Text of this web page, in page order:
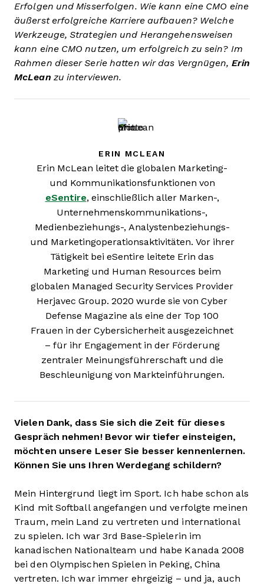
Erfolgen und Misserfolgen. Wie kann eine CMO eine
äußerst erfolgreiche Karriere aufbauen? Welche
Werkzeuge, Strategien und Herangehensweisen
kann eine CMO nutzen, um erfolgreich zu sein? Im
Rahmen dieser Serie hatten wir das Vergnügen, Erin
McLean zu interviewen.
ERIN MCLEAN
Erin McLean leitet die globalen Marketing-
und Kommunikationsfunktionen von
eSentire, einschließlich aller Marken-,
Unternehmenskommunikations-,
Medienbeziehungs-, Analystenbeziehungs-
und Marketingoperationsaktivitäten. Vor ihrer
Tätigkeit bei eSentire leitete Erin das
Marketing und Human Resources beim
globalen Managed Security Services Provider
Herjavec Group. 2020 wurde sie von Cyber
Defense Magazine als eine der Top 100
Frauen in der Cybersicherheit ausgezeichnet
– für ihr Engagement in der Förderung
zentraler Meinungsführerschaft und die
Beschleunigung von Markteinführungen.
Vielen Dank, dass Sie sich die Zeit für dieses
Gespräch nehmen! Bevor wir tiefer einsteigen,
möchten unsere Leser Sie besser kennenlernen.
Können Sie uns Ihren Werdegang schildern?
Mein Hintergrund liegt im Sport. Ich habe schon als
Kind mit Softball angefangen und verfolgte meinen
Traum, mein Land zu vertreten und international
zu spielen. Ich war 3rd Base-Spielerin im
kanadischen Nationalteam und habe Kanada 2008
bei den Olympischen Spielen in Peking, China
vertreten. Ich war immer ehrgeizig – und ja, auch